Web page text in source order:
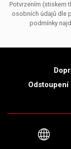
Potvrzením (stiskem
osobních údajů dle
podmínky
Odstoupení